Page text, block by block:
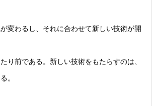
変わるし、それに合わせて新しい技術が開
り前である。新しい技術をもたらすのは、
。